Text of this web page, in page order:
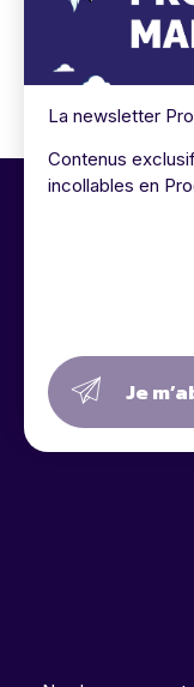
La newsletter
Contenus
incollables en
Je